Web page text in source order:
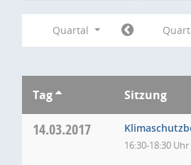
Quartal
Tag Sitzung
14.03.2017
16:30-18:30 Uhr